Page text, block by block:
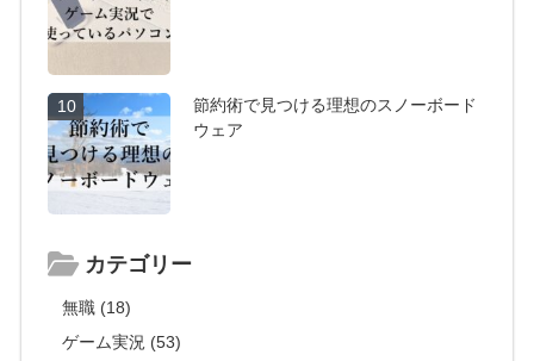
10
節約術で見つける理想のスノーボード
ウェア
カテゴリー
無職 (18)
ゲーム実況 (53)